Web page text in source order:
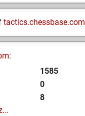
tactics.chessbase.com
1585
0
8